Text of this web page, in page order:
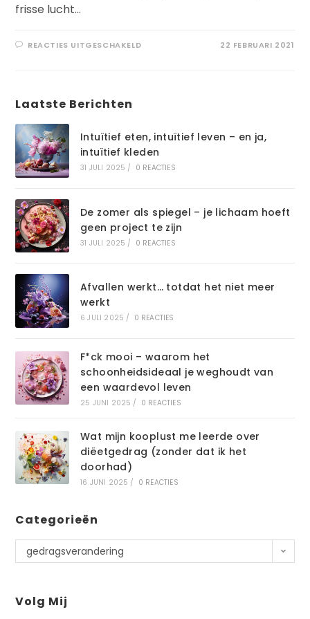
frisse lucht…
REACTIES UITGESCHAKELDVOOR
EIGEN,
BETER
BEGAANBARE
PAD?
22 FEBRUARI 2021
Laatste Berichten
Intuïtief eten, intuïtief leven – en ja,
intuïtief kleden
31 JULI 2025 / 0 REACTIES
De zomer als spiegel – je lichaam hoeft
geen project te zijn
31 JULI 2025 / 0 REACTIES
Afvallen werkt… totdat het niet meer
werkt
6 JULI 2025 / 0 REACTIES
F*ck mooi – waarom het
schoonheidsideaal je weghoudt van
een waardevol leven
25 JUNI 2025 / 0 REACTIES
Wat mijn kooplust me leerde over
diëetgedrag (zonder dat ik het
doorhad)
16 JUNI 2025 / 0 REACTIES
Categorieën
Categorieën
gedragsverandering
Volg Mij